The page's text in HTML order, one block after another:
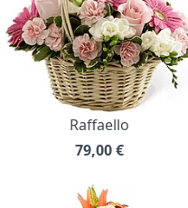
Raffaello
79,00€